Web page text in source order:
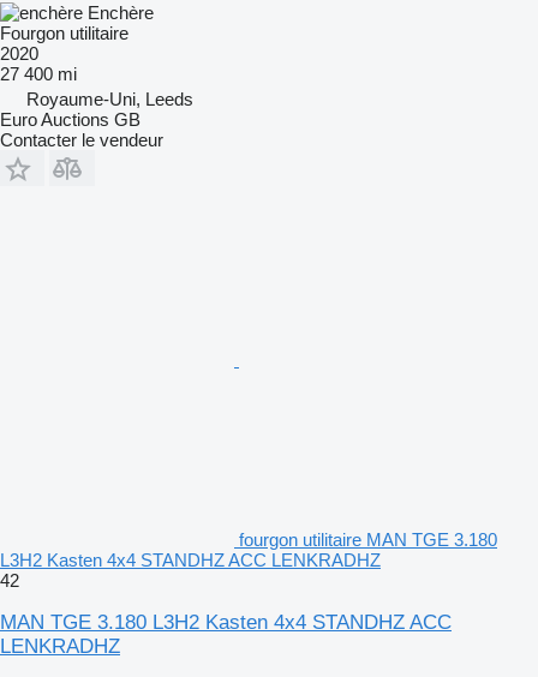
Enchère
Fourgon utilitaire
2020
27 400 mi
Royaume-Uni, Leeds
Euro Auctions GB
Contacter le vendeur
fourgon utilitaire MAN TGE 3.180
L3H2 Kasten 4x4 STANDHZ ACC LENKRADHZ
42
MAN TGE 3.180 L3H2 Kasten 4x4 STANDHZ ACC
LENKRADHZ